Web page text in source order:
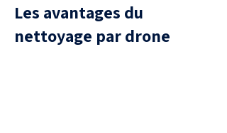
Les avantages du
nettoyage par drone